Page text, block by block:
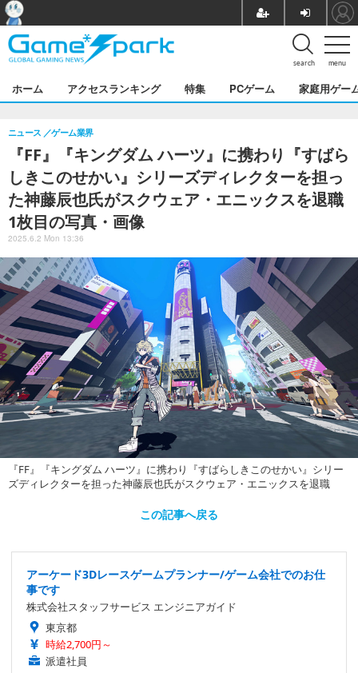
menu
search
ホーム アクセスランキング 特集 PCゲーム 家庭用ゲー
『FF』『キングダム ハーツ』に携わり『すばら
しきこのせかい』シリーズディレクターを担っ
た神藤辰也氏がスクウェア・エニックスを退職
1枚目の写真・画像
ニュース ゲーム業界
2025.6.2 Mon 13:36
『FF』『キングダム ハーツ』に携わり『すばらしきこのせかい』シリー
ズディレクターを担った神藤辰也氏がスクウェア・エニックスを退職
この記事へ戻る
アーケード3Dレースゲームプランナー/ゲーム会社でのお仕
事です
株式会社スタッフサービス エンジニアガイド
東京都
時給2,700円～
派遣社員